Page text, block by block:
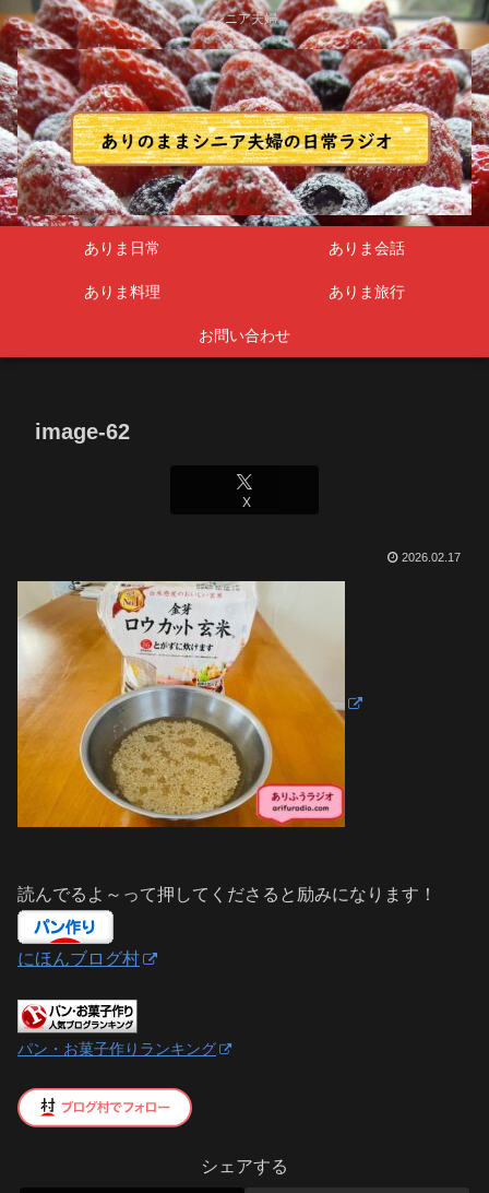
シニア夫婦
ありま日常 ありま会話
ありま料理 ありま旅行
お問い合わせ
image-62
X
2026.02.17
読んでるよ～って押してくださると励みになります！
にほんブログ村
パン・お菓子作りランキング
シェアする